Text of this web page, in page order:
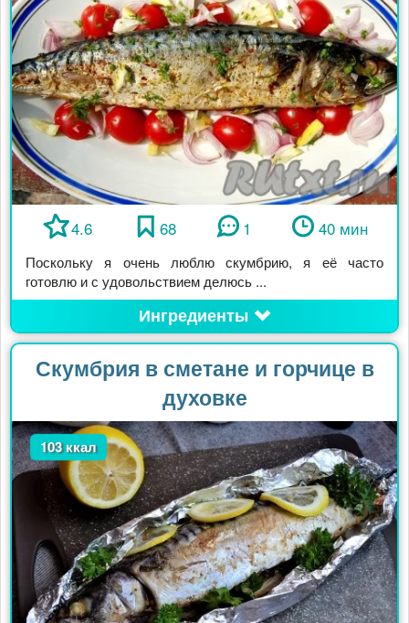
4.6 68 1 40 мин
Поскольку я очень люблю скумбрию, я её часто
готовлю и с удовольствием делюсь ...
Ингредиенты
Скумбрия в сметане и горчице в
духовке
103 ккал